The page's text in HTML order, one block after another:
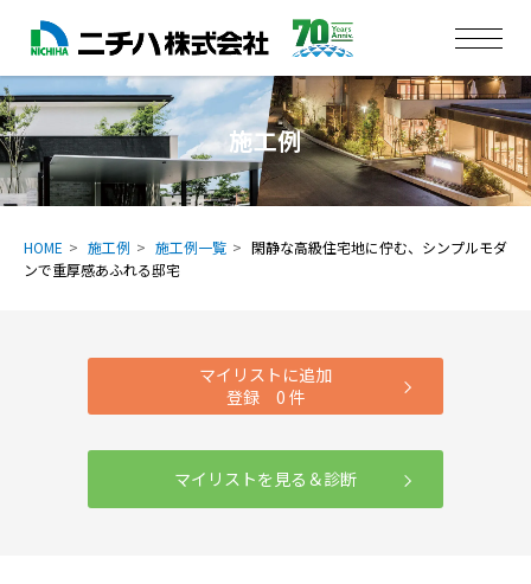
施工例
HOME 施工例 施工例一覧
閑静な高級住宅地に佇む、シンプルモダ
ンで重厚感あふれる邸宅
マイリストに追加
登録 0 件
マイリストを見る＆診断